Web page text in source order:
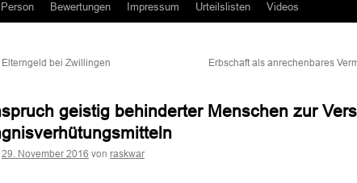
Bewertungen Impressum Urteilslisten Videos
Elterngeld bei Zwillingen
Erbschaft als anrechenbares
geistig behinderter Menschen zur
29. November 2016 von raskwar